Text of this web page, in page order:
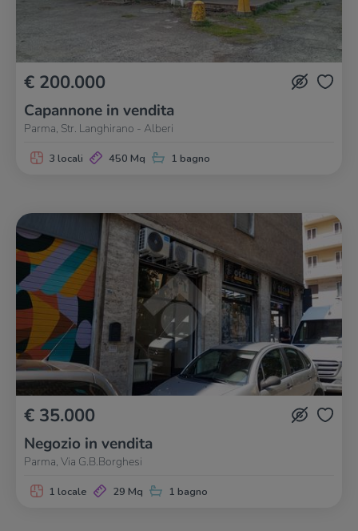
€ 200.000
Capannone in vendita
Parma, Str. Langhirano - Alberi
3 locali 450 Mq 1 bagno
€ 35.000
Negozio in vendita
Parma, Via G.B.Borghesi
1 locale 29 Mq 1 bagno